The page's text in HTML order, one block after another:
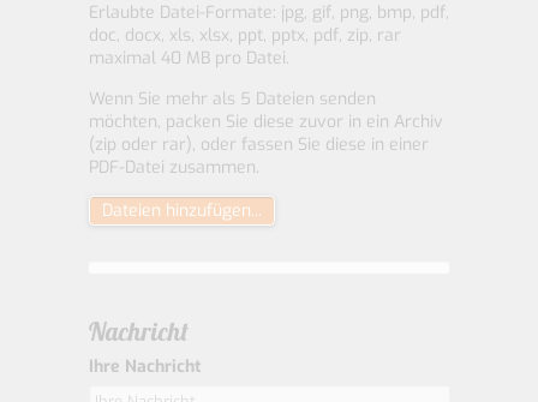
Erlaubte Datei-Formate: jpg, gif, png, bmp, pdf,
doc, docx, xls, xlsx, ppt, pptx, pdf, zip, rar
maximal 40 MB pro Datei.
Wenn Sie mehr als 5 Dateien senden
möchten, packen Sie diese zuvor in ein Archiv
(zip oder rar), oder fassen Sie diese in einer
PDF-Datei zusammen.
Dateien hinzufügen...
Nachricht
Ihre Nachricht